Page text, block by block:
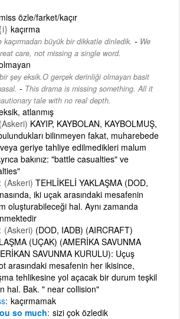
miss özle/farket/kaçır
kaçırma
kaçırmadan büyük bir dikkatle dinledik. - We
care, not missing a single word.
şey eksik.O gerçek derinliği olmayan basit
- This drama is missing something. All it
tale with no real depth.
atlanmış
(Askeri) KAYIP, KAYBOLAN, KAYBOLMUŞ,
bilinmeyen fakat, muharebede
veya geriye tahliye edilmedikleri malum
bakınız: "battle casualties" ve
(Askeri) TEHLİKELİ YAKLAŞMA (DOD,
iki uçak arasındaki mesafenin
oluşturabileceği hal. Aynı zamanda
(Askeri) (DOD, IADB) (AIRCRAFT)
(UÇAK) (AMERİKA SAVUNMA
SAVUNMA KURULU): Uçuş
arasındaki mesafenin her ikisince,
tehlikesine yol açacak bir durum teşkil
hal. Bak. " near collision"
kaçırmamak
so much sizi çok özledik